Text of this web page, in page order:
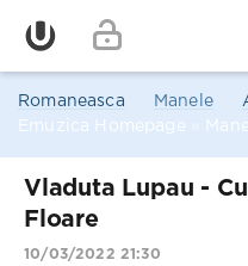
Romaneasca Manele
Emuzica Homepage
Vladuta Lupau -
Floare
10/03/2022 21:30